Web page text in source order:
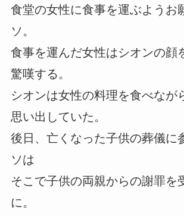
食堂の女性に食事を運ぶようお
ソ。
食事を運んだ女性はシオンの顔
驚嘆する。
シオンは女性の料理を食べなが
思い出していた。
後日、亡くなった子供の葬儀に
ソは
そこで子供の両親からの謝罪を
に。